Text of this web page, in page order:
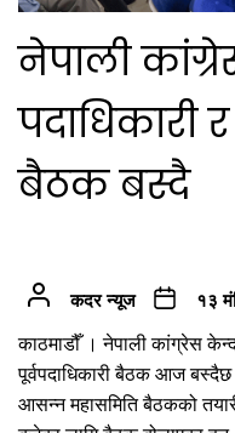
नेपाली
पदाधिकारी
बैठक बस्दै
कदर न्यूज १३
काठमाडौँ । नेपाली कांग्रेस
पूर्वपदाधिकारी बैठक आज
आसन्न महासमिति बैठकको